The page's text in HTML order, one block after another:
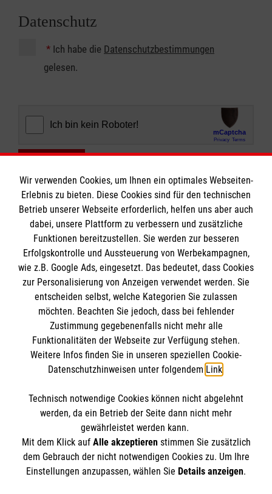
Datenschutz
* Ich habe die Datenschutzbestimmungen
gelesen.
Informationen
Impressum
Ansprechpersonen
Datenschutz
Barrierefreiheit
Die Malteser
Malteser in Deutschland
Sharepoint
Spendenkonto
Empfänger: Malteser Hilfsdienst e.V.
Bank: Pax-Bank
IBAN: DE68370601201201210026
Der Malteser Hilfsdienst e.V. ist als eingetragene
Wir verwenden Cookies, um Ihnen ein optimales Webseiten-
Erlebnis zu bieten. Diese Cookies sind für den technischen
Betrieb unserer Webseite erforderlich, helfen uns aber auch
dabei, unsere Plattform zu verbessern und zusätzliche
Funktionen bereitzustellen. Sie werden zur besseren
Erfolgskontrolle und Aussteuerung von Werbekampagnen,
wie z.B. Google Ads, eingesetzt. Das bedeutet, dass Cookies
zur Personalisierung von Anzeigen verwendet werden. Sie
entscheiden selbst, welche Kategorien Sie zulassen
möchten. Beachten Sie jedoch, dass bei fehlender
Zustimmung gegebenenfalls nicht mehr alle
Funktionalitäten der Webseite zur Verfügung stehen.
Weitere Infos finden Sie in unseren speziellen Cookie-
Datenschutzhinweisen unter folgendem Link.
Technisch notwendige Cookies können nicht abgelehnt
werden, da ein Betrieb der Seite dann nicht mehr
gewährleistet werden kann.
Mit dem Klick auf Alle akzeptierenstimmen Sie zusätzlich
dem Gebrauch der nicht notwendigen Cookies zu. Um Ihre
Einstellungen anzupassen, wählen Sie Details anzeigen.